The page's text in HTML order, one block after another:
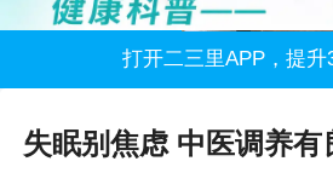
打开二三里APP，提升
失眠别焦虑 中医调养有